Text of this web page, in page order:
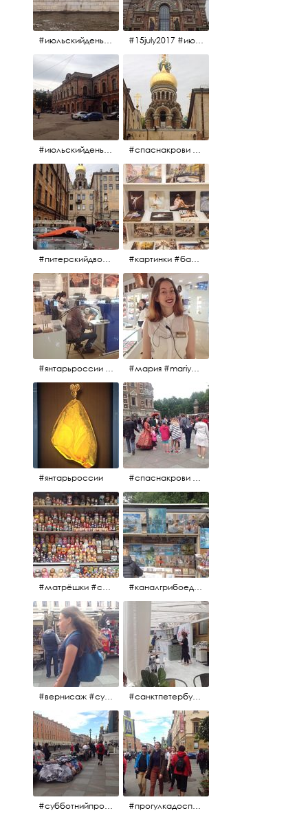
#июльскийдень2017 #15july2017 #15july2017 #июльскийдень2017 #спаснакрови
#июльскийдень2017 #15july2017 #спаснакрови #июльскийдень2017
#питерскийдвор #спаснакрови #июльскийдень2017 #картинки #балетпитера #янтарьроссиии
#янтарьроссии #янтарь #мария #mariya #янтарьроссии
#янтарьроссии #спаснакрови #михайловскийсад
#матрёшки #сувениры #вернисаж #каналгрибоедова #санктпетербург #вернисаж #
#вернисаж #сувениры #картины #санктпетербург #летнеекафе
#субботнийпроменад #набережнаяканалагрибоедова #санктпетербург #прогулкадоспасаиобратно #санктпетербург #15july2017 #субботнийпитерскийдень #субботнийпроменад #послеобеда